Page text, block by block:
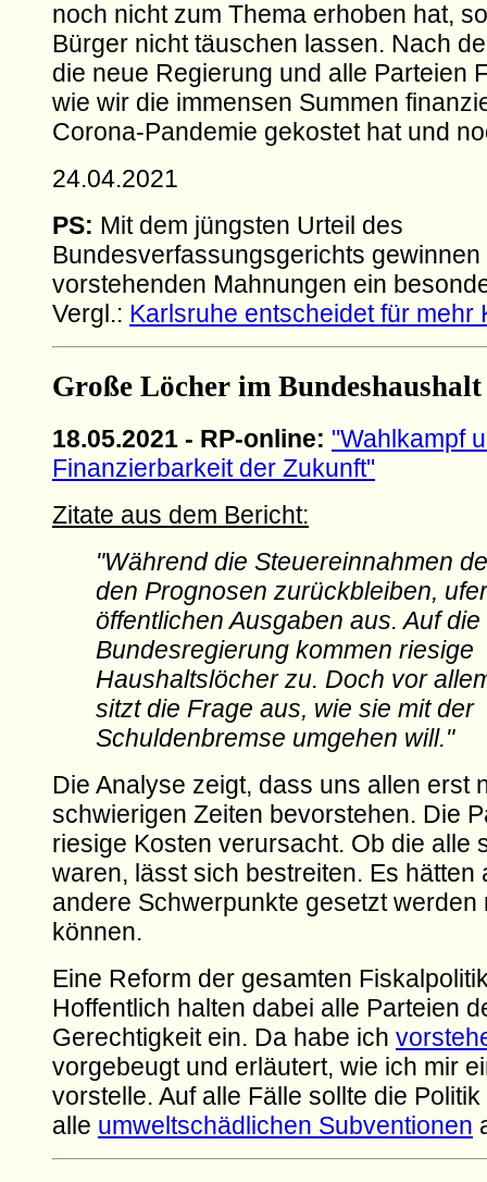
noch nicht zum Thema erhoben hat,
Bürger nicht täuschen lassen. Nach
die neue Regierung und alle Parteien
wie wir die immensen Summen
Corona-Pandemie gekostet hat und
24.04.2021
PS: Mit dem jüngsten Urteil des
Bundesverfassungsgerichts gewinnen
vorstehenden Mahnungen ein
Vergl.: Karlsruhe entscheidet für mehr
Große Löcher im Bundeshaushalt
18.05.2021 - RP-online: "Wahlkampf
Finanzierbarkeit der Zukunft"
Zitate aus dem Bericht:
"Während die Steuereinnahmen
den Prognosen zurückbleiben,
öffentlichen Ausgaben aus. Auf
Bundesregierung kommen riesige
Haushaltslöcher zu. Doch vor
sitzt die Frage aus, wie sie mit der
Schuldenbremse umgehen will."
Die Analyse zeigt, dass uns allen erst
schwierigen Zeiten bevorstehen. Die
riesige Kosten verursacht. Ob die alle
waren, lässt sich bestreiten. Es hätten
andere Schwerpunkte gesetzt werden
können.
Eine Reform der gesamten
Hoffentlich halten dabei alle Parteien
Gerechtigkeit ein. Da habe ich
vorgebeugt und erläutert, wie ich mir
vorstelle. Auf alle Fälle sollte die
alle umweltschädlichen Subventionen